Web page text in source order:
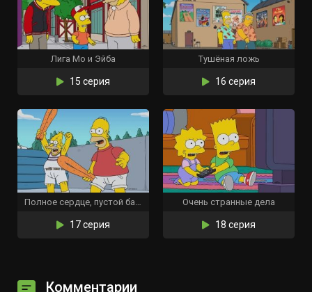
Лига Мо и Эйба
15 серия
Тушёная ложь
16 серия
Полное сердце, пустой бассейн
17 серия
Очень странные дела
18 серия
Комментарии